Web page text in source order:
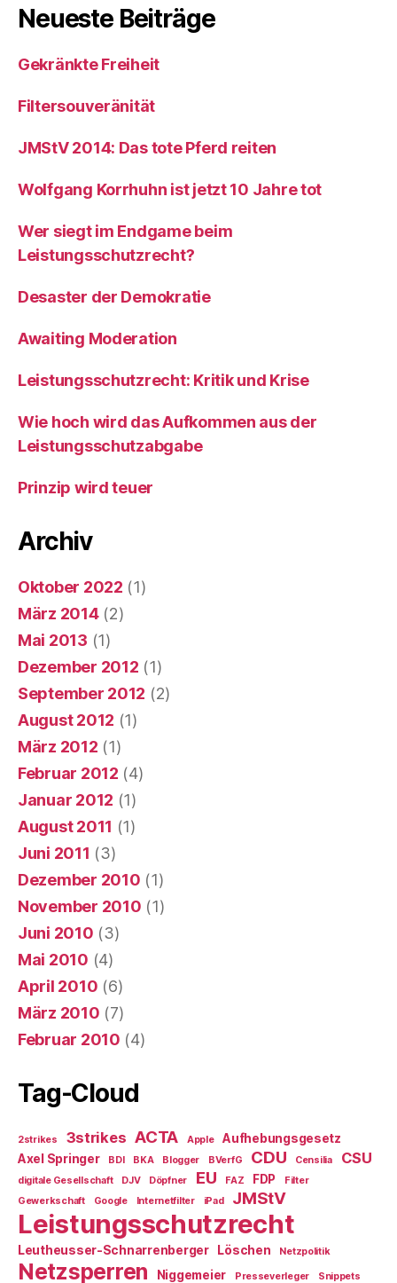
Neueste Beiträge
Gekränkte Freiheit
Filtersouveränität
JMStV 2014: Das tote Pferd reiten
Wolfgang Korrhuhn ist jetzt 10 Jahre tot
Wer siegt im Endgame beim
Leistungsschutzrecht?
Desaster der Demokratie
Awaiting Moderation
Leistungsschutzrecht: Kritik und Krise
Wie hoch wird das Aufkommen aus der
Leistungsschutzabgabe
Prinzip wird teuer
Archiv
Oktober 2022 (1)
März 2014(2)
Mai 2013 (1)
Dezember 2012 (1)
September 2012 (2)
August 2012 (1)
März 2012 (1)
Februar 2012 (4)
Januar 2012 (1)
August 2011 (1)
Juni 2011 (3)
Dezember 2010 (1)
November 2010 (1)
Juni 2010 (3)
Mai 2010 (4)
April 2010 (6)
März 2010 (7)
Februar 2010 (4)
Tag-Cloud
2strikes 3strikes ACTA Apple
Aufhebungsgesetz
Axel Springer
BDI BKA Blogger BVerfG CDU Censilia CSU
digitale Gesellschaft DJV Döpfner EU FAZ FDP
Filter
Gewerkschaft
Google Internetfilter iPad JMStV
Leistungsschutzrecht
Leutheusser-Schnarrenberger Löschen Netzpolitik
Netzsperren Niggemeier Presseverleger Snippets